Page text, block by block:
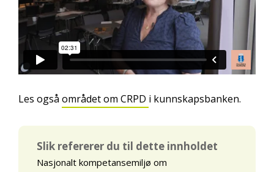
Les også området om CRPD i kunnskapsbanken.
Slik refererer du til dette innholdet
Nasjonalt kompetansemiljø om